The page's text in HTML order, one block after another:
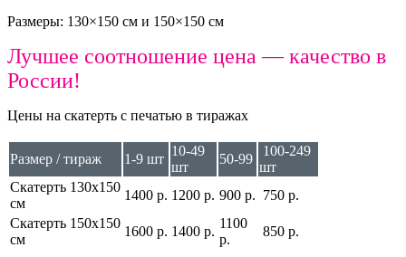
Размеры: 130×150 см и 150×150 см
Лучшее соотношение цена — качество в
России!
Цены на скатерть с печатью в тиражах
Размер / тираж 1-9 шт
10-49
шт
50-99
100-249
шт
Скатерть 130х150
см
1400 р. 1200 р. 900 р. 750 р.
Скатерть 150х150
см
1600 р. 1400 р.
1100
р.
850 р.